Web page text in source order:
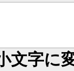
文字に